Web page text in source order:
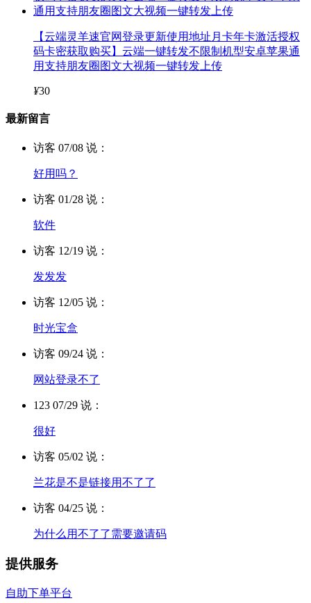
【云端灵羊速官网登录更新使用地址月卡年卡激活授权
码卡密获取购买】云端一键转发不限制机型安卓苹果通
用支持朋友圈图文大视频一键转发上传
¥30
最新留言
访客 07/08 说：
好用吗？
访客 01/28 说：
软件
访客 12/19 说：
发发发
访客 12/05 说：
时光宝盒
访客 09/24 说：
网站登录不了
123 07/29 说：
很好
访客 05/02 说：
兰花是不是链接用不了了
访客 04/25 说：
为什么用不了了需要邀请码
提供服务
自助下单平台